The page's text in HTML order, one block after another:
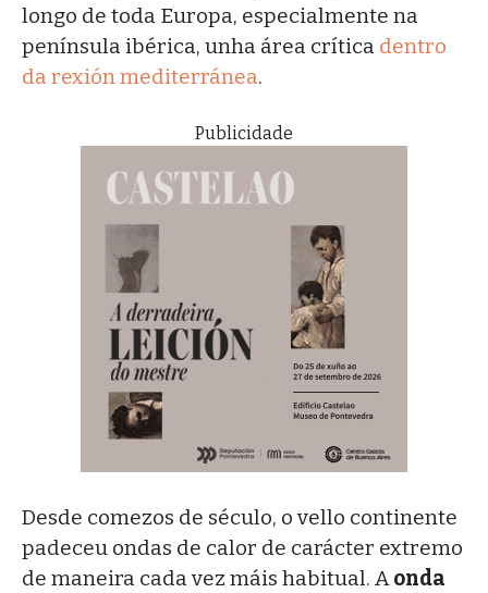
longo de toda Europa, especialmente na
península ibérica, unha área crítica dentro
da rexión mediterránea.
Publicidade
Desde comezos de século, o vello continente
padeceu ondas de calor de carácter extremo
de maneira cada vez máis habitual. Aonda